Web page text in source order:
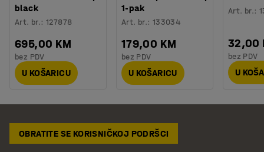
black
Art. br.:127878
695,00 KM
bez PDV
U KOŠARICU
1-pak
Art. br.: 133034
179,00 KM
bez PDV
U KOŠARICU
Art. br.:
32,00
bez PDV
U
OBRATITE SE KORISNIČKOJ PODRŠCI